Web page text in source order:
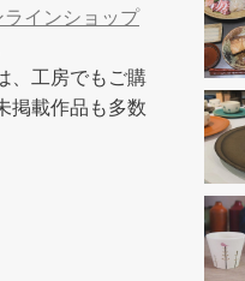
ラインショップ
、工房でもご購
掲載作品も多数